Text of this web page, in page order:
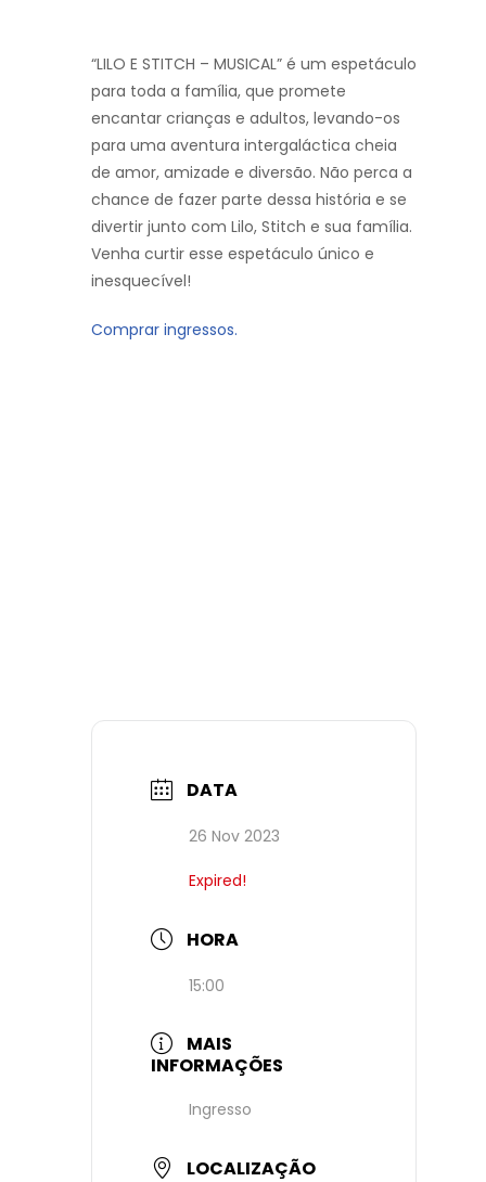
“LILO E STITCH – MUSICAL” é um espetáculo
para toda a família, que promete
encantar crianças e adultos, levando-os
para uma aventura intergaláctica cheia
de amor, amizade e diversão. Não perca a
chance de fazer parte dessa história e se
divertir junto com Lilo, Stitch e sua família.
Venha curtir esse espetáculo único e
inesquecível!
Comprar ingressos.
DATA
26 Nov 2023
Expired!
HORA
15:00
MAIS
INFORMAÇÕES
Ingresso
LOCALIZAÇÃO